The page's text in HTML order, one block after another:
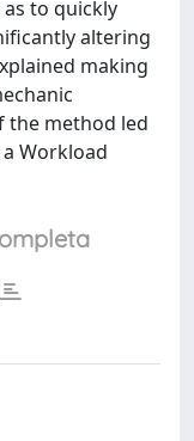
to quickly
altering
making
the method led
Workload